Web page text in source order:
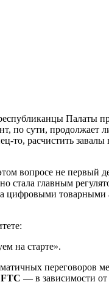
Палаты
по сути, продолжает
то, расчистить
вопросе не первый
стала главным
цифровыми товарными
на старте».
переговоров
— в зависимости